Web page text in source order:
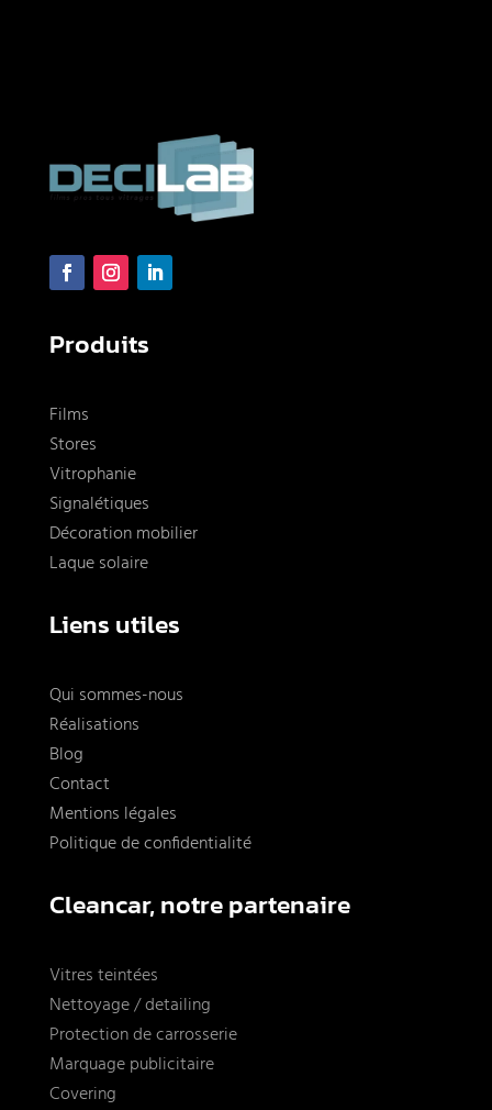
Produits
Films
Stores
Vitrophanie
Signalétiques
Décoration mobilier
Laque solaire
Liens utiles
Qui sommes-nous
Réalisations
Blog
Contact
Mentions légales
Politique de confidentialité
Cleancar, notre partenaire
Vitres teintées
Nettoyage / detailing
Protection de carrosserie
Marquage publicitaire
Covering